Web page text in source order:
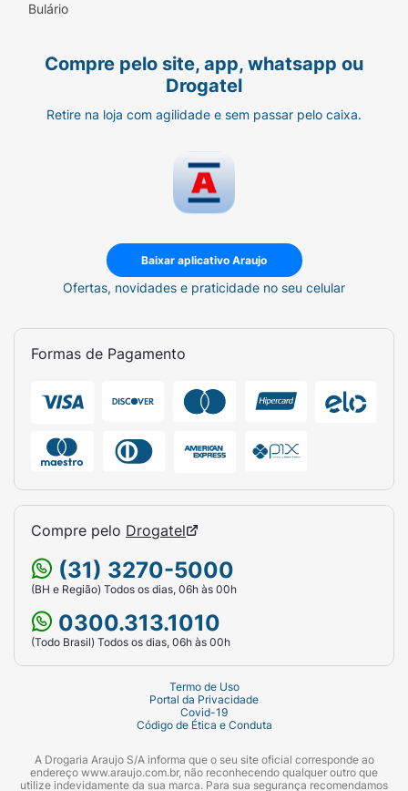
Bulário
Compre pelo site, app, whatsapp ou
Drogatel
Retire na loja com agilidade e sem passar pelo caixa.
Baixar aplicativo Araujo
Ofertas, novidades e praticidade no seu celular
Formas de Pagamento
Compre pelo Drogatel
(31) 3270-5000
(BH e Região) Todos os dias, 06h às 00h
0300.313.1010
(Todo Brasil) Todos os dias, 06h às 00h
Termo de Uso
Portal da Privacidade
Covid-19
Código de Ética e Conduta
A Drogaria Araujo S/A informa que o seu site oficial corresponde ao
endereço www.araujo.com.br, não reconhecendo qualquer outro que
utilize indevidamente da sua marca. Para sua segurança recomendamos